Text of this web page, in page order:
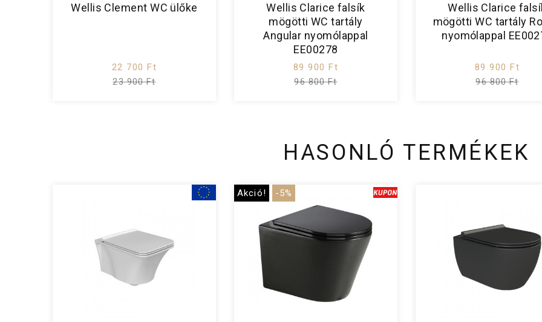
Wellis Clement WC ülőke
22 700 Ft
23 900 Ft
Wellis Clarice falsík
mögötti WC tartály
Angular nyomólappal
EE00278
89 900 Ft
96 800 Ft
Wellis Clarice
mögötti WC tartály
nyomólappal
89 900 Ft
96 800 Ft
HASONLÓ TERMÉKEK
Akció! -5%